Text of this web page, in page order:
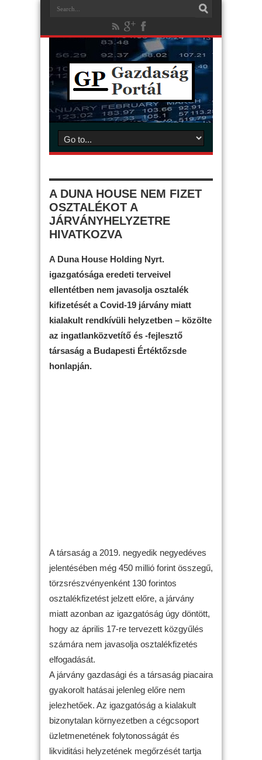
A DUNA HOUSE NEM FIZET
OSZTALÉKOT A
JÁRVÁNYHELYZETRE
HIVATKOZVA
A Duna House Holding Nyrt.
igazgatósága eredeti terveivel
ellentétben nem javasolja osztalék
kifizetését a Covid-19 járvány miatt
kialakult rendkívüli helyzetben – közölte
az ingatlanközvetítő és -fejlesztő
társaság a Budapesti Értéktőzsde
honlapján.
A társaság a 2019. negyedik negyedéves
jelentésében még 450 millió forint összegű,
törzsrészvényenként 130 forintos
osztalékfizetést jelzett előre, a járvány
miatt azonban az igazgatóság úgy döntött,
hogy az április 17-re tervezett közgyűlés
számára nem javasolja osztalékfizetés
elfogadását.
A járvány gazdasági és a társaság piacaira
gyakorolt hatásai jelenleg előre nem
jelezhetőek. Az igazgatóság a kialakult
bizonytalan környezetben a cégcsoport
üzletmenetének folytonosságát és
likviditási helyzetének megőrzését tartja